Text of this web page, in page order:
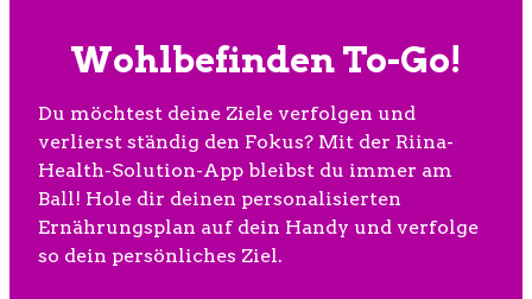
Wohlbefinden To-Go!
Du möchtest deine Ziele verfolgen und
verlierst ständig den Fokus? Mit der Riina-
Health-Solution-App bleibst du immer am
Ball! Hole dir deinen personalisierten
Ernährungsplan auf dein Handy und verfolge
so dein persönliches Ziel.